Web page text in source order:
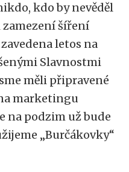
kdo by nevěděl
šíření
letos na
Slavnostmi
měli připravené
marketingu
na podzim už bude
„Burčákovky“